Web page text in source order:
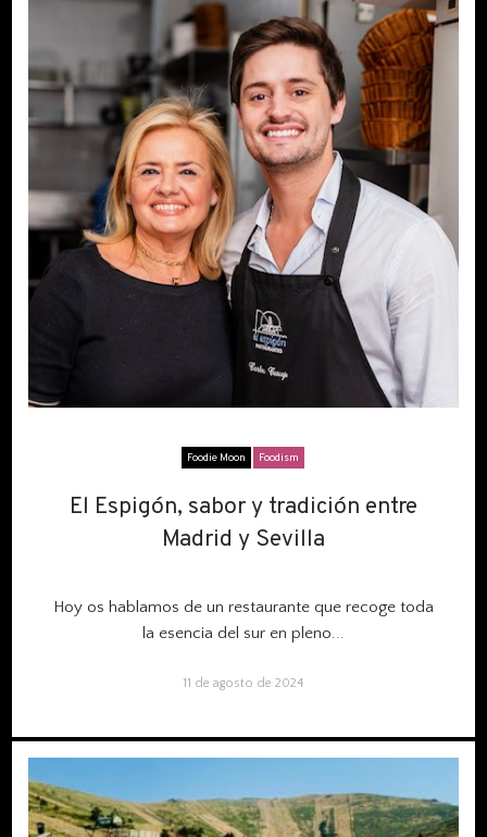
Foodie Moon Foodism
El Espigón, sabor y tradición entre
Madrid y Sevilla
El Espigón, sabor y tradición entre
Madrid y Sevilla
Hoy os hablamos de un restaurante que recoge toda
la esencia del sur en pleno...
11 de agosto de 2024